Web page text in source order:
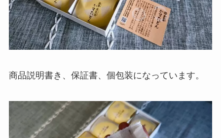
商品説明書き、保証書、個包装になっています。